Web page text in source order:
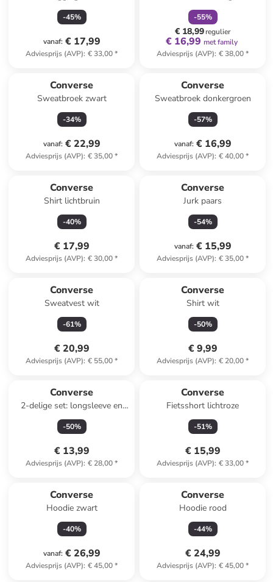
-45%
vanaf: € 17,99
Adviesprijs (AVP): € 33,00*
-55%
€ 18,99regulier
€ 16,99 met family
Adviesprijs (AVP): € 38,00*
Converse
Sweatbroek zwart
-34%
vanaf: € 22,99
Adviesprijs (AVP): € 35,00*
Converse
Sweatbroek donkergroen
-57%
vanaf: € 16,99
Adviesprijs (AVP): € 40,00*
Converse
Shirt lichtbruin
-40%
€ 17,99
Adviesprijs (AVP): € 30,00*
Converse
Jurk paars
-54%
vanaf: € 15,99
Adviesprijs (AVP): € 35,00*
Converse
Sweatvest wit
-61%
€ 20,99
Adviesprijs (AVP): € 55,00*
Converse
Shirt wit
-50%
€ 9,99
Adviesprijs (AVP): € 20,00*
Converse
2-delige set: longsleeve en
haarelastiek grijs/blauw
-50%
€ 13,99
Adviesprijs (AVP): € 28,00*
Converse
Fietsshort lichtroze
-51%
€ 15,99
Adviesprijs (AVP): € 33,00*
Converse
Hoodie zwart
-40%
vanaf: € 26,99
Adviesprijs (AVP): € 45,00*
Converse
Hoodie rood
-44%
€ 24,99
Adviesprijs (AVP): € 45,00*